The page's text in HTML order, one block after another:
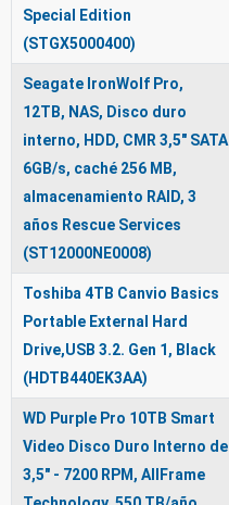
Special Edition
(STGX5000400)
Seagate IronWolf Pro,
12TB, NAS, Disco duro
interno, HDD, CMR 3,5" SATA
6GB/s, caché 256 MB,
almacenamiento RAID, 3
años Rescue Services
(ST12000NE0008)
Toshiba 4TB Canvio Basics
Portable External Hard
Drive,USB 3.2. Gen 1, Black
(HDTB440EK3AA)
WD Purple Pro 10TB Smart
Video Disco Duro Interno de
3,5" - 7200 RPM, AllFrame